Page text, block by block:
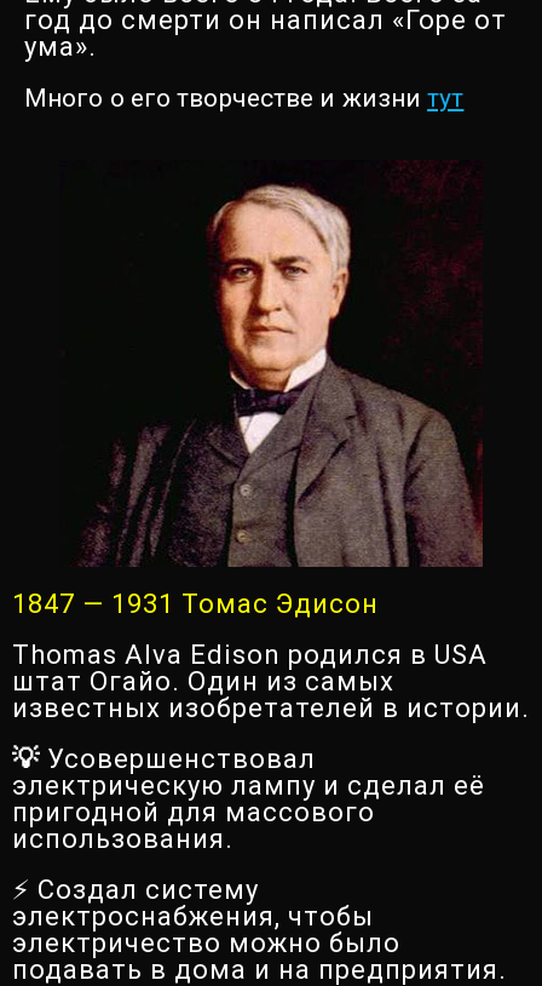
год до смерти он написал «Горе от
ума».
Много о его творчестве и жизнитут
1847 — 1931 Томас Эдисон
Thomas Alva Edison родился в USA
штат Огайо. Один из самых
известных изобретателей в истории.
💡 Усовершенствовал
электрическую лампу и сделал её
пригодной для массового
использования.
⚡ Создал систему
электроснабжения, чтобы
электричество можно было
подавать в дома и на предприятия.